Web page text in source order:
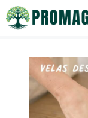
Saltar
al